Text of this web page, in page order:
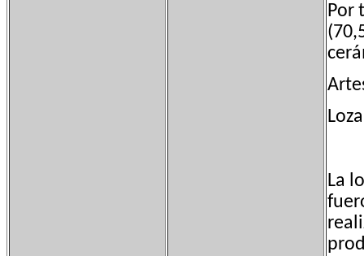
Por
La